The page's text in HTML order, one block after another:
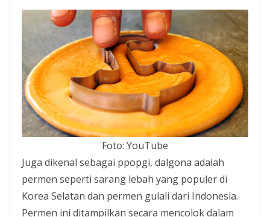
a
n
p
a
H
o
a
x
Foto: YouTube
Juga dikenal sebagai ppopgi, dalgona adalah
permen seperti sarang lebah yang populer di
Korea Selatan dan permen gulali dari Indonesia.
Permen ini ditampilkan secara mencolok dalam